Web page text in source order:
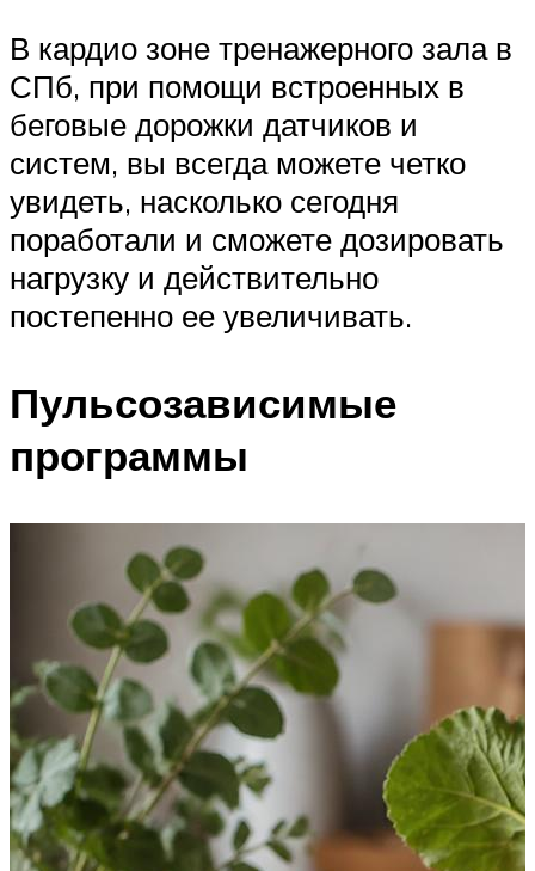
В кардио зоне тренажерного зала в
СПб, при помощи встроенных в
беговые дорожки датчиков и
систем, вы всегда можете четко
увидеть, насколько сегодня
поработали и сможете дозировать
нагрузку и действительно
постепенно ее увеличивать.
Пульсозависимые
программы